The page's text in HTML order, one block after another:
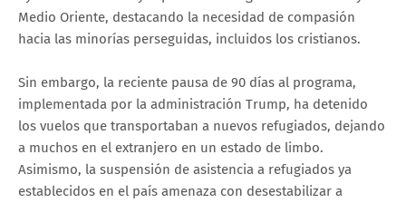
Medio Oriente, destacando la necesidad de compasión
hacia las minorías perseguidas, incluidos los cristianos.
Sin embargo, la reciente pausa de 90 días al programa,
implementada por la administración Trump, ha detenido
los vuelos que transportaban a nuevos refugiados, dejando
a muchos en el extranjero en un estado de limbo.
Asimismo, la suspensión de asistencia a refugiados ya
establecidos en el país amenaza con desestabilizar a